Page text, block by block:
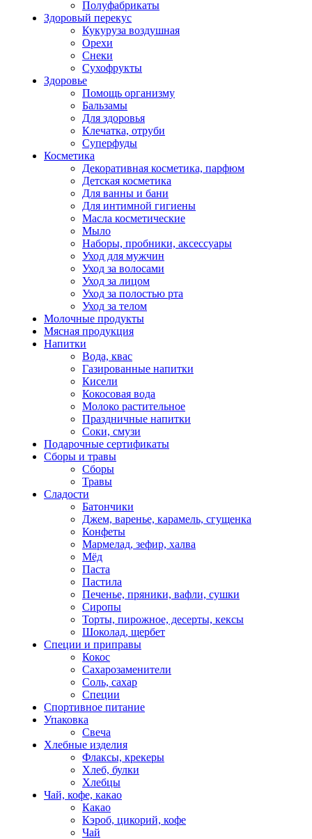
Полуфабрикаты
Здоровый перекус
Кукуруза воздушная
Орехи
Снеки
Сухофрукты
Здоровье
Помощь организму
Бальзамы
Для здоровья
Клечатка, отруби
Суперфуды
Косметика
Декоративная косметика, парфюм
Детская косметика
Для ванны и бани
Для интимной гигиены
Масла косметические
Мыло
Наборы, пробники, аксессуары
Уход для мужчин
Уход за волосами
Уход за лицом
Уход за полостью рта
Уход за телом
Молочные продукты
Мясная продукция
Напитки
Вода, квас
Газированные напитки
Кисели
Кокосовая вода
Молоко растительное
Праздничные напитки
Соки, смузи
Подарочные сертификаты
Сборы и травы
Сборы
Травы
Сладости
Батончики
Джем, варенье, карамель, сгущенка
Конфеты
Мармелад, зефир, халва
Мёд
Паста
Пастила
Печенье, пряники, вафли, сушки
Сиропы
Торты, пирожное, десерты, кексы
Шоколад, щербет
Специи и приправы
Кокос
Сахарозаменители
Соль, сахар
Специи
Спортивное питание
Упаковка
Свеча
Хлебные изделия
Флаксы, крекеры
Хлеб, булки
Хлебцы
Чай, кофе, какао
Какао
Кэроб, цикорий, кофе
Чай